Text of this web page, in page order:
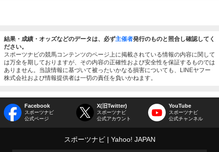
結果・成績・オッズなどのデータは、必ず主催者発行のものと照合し確認してく
ださい。
スポーツナビの競馬コンテンツのページ上に掲載されている情報の内容に関して
は万全を期しておりますが、その内容の正確性および安全性を保証するものでは
ありません。当該情報に基づいて被ったいかなる損害についても、LINEヤフー
株式会社および情報提供者は一切の責任を負いかねます。
Facebook
スポーツナビ
公式ページ
X(旧Twitter)
スポーツナビ
公式アカウント
YouTube
スポーツナビ
公式チャンネル
スポーツナビ Yahoo! JAPAN